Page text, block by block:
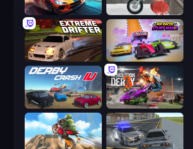
Xtreme Rivals: Car Racing Trials Ice Ride
Extreme Drifter MR RACER Stunt Mania
Derby Crash 4 Demolition Derby 3